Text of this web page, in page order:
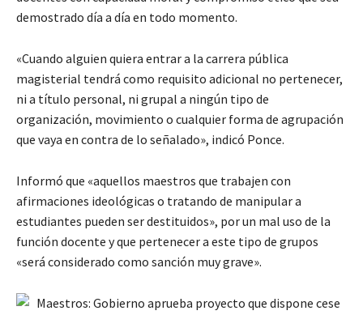
demostrado día a día en todo momento.
«Cuando alguien quiera entrar a la carrera pública
magisterial tendrá como requisito adicional no pertenecer,
ni a título personal, ni grupal a ningún tipo de
organización, movimiento o cualquier forma de agrupación
que vaya en contra de lo señalado», indicó Ponce.
Informó que «aquellos maestros que trabajen con
afirmaciones ideológicas o tratando de manipular a
estudiantes pueden ser destituidos», por un mal uso de la
función docente y que pertenecer a este tipo de grupos
«será considerado como sanción muy grave».